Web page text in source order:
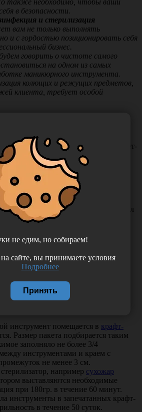
в безопасности.
и стерилизация
вам не только выполнять
и с гордостью позиционировать себя
бизнес.
говорить о чистоте самого
на одном из самых
маникюрного инструмента.
колющих и режущих предметов,
клиента, требует особой
правил
, которые легко
специалистов интернет-
рекомендуем поместить
для дезинфекцииподходящего вам
раствором, например,
«Миродез Базик» и добавить 980 мл
добавляют в воду, а не
инструмента в растворе – 15
тщательно промыть инструменты
щетки, удалить остатки
частиц.
инструмент необходимо высушить.
одноразовых салфетках
инструмент помещается в крафт-
Размер пакета подбирается таким
заполняло не более 3/4
инструментами и краем с
не менее 3 см.
например сухожар
выставляются необходимые
при 180гр. в течение 60 минут.
инструменты в запечатанных крафт-
в течение 50 суток.
не едим, но собираем!
на сайте, вы принимаете условия
Подробнее
Принять